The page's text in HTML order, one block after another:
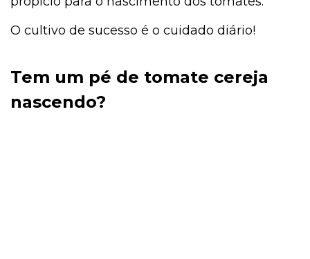
O cultivo de sucesso é o cuidado diário!
Tem um pé de tomate cereja
nascendo?